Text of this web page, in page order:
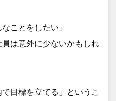
ことをしたい」
は意外に少ないかもしれ
目標を立てる」というこ